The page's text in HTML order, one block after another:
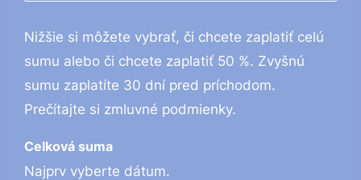
Nižšie si môžete vybrať, či chcete zaplatiť celú
sumu alebo či chcete zaplatiť 50 %. Zvyšnú
sumu zaplatíte 30 dní pred príchodom.
Prečítajte si zmluvné podmienky.
Celková suma
Najprv vyberte dátum.